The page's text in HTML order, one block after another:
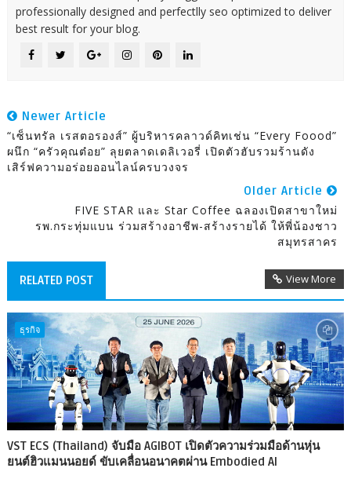
professionally designed and perfectlly seo optimized to deliver
best result for your blog.
Newer Article
“เซ็นทรัล เรสตอรองส์” ผู้บริหารคลาวด์คิทเช่น “Every Foood”
ผนึก “ครัวคุณต๋อย” ลุยตลาดเดลิเวอรี่ เปิดตัวฮับรวมร้านดัง
เสิร์ฟความอร่อยออนไลน์ครบวงจร
Older Article
FIVE STAR และ Star Coffee ฉลองเปิดสาขาใหม่
รพ.กระทุ่มแบน ร่วมสร้างอาชีพ-สร้างรายได้ ให้พี่น้องชาว
สมุทรสาคร
RELATED POST View More
ธุรกิจ
VST ECS (Thailand) จับมือ AGIBOT เปิดตัวความร่วมมือด้านหุ่น
ยนต์ฮิวแมนนอยด์ ขับเคลื่อนอนาคตผ่าน Embodied AI